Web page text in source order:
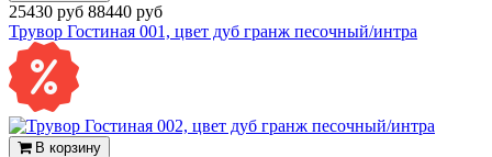
25430 руб 88440 руб
Трувор Гостиная 001, цвет дуб гранж песочный/интра
В корзину